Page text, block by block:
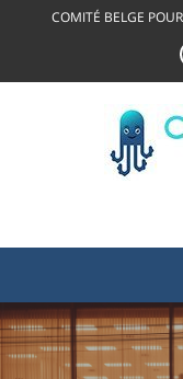
COMITÉ BELGE